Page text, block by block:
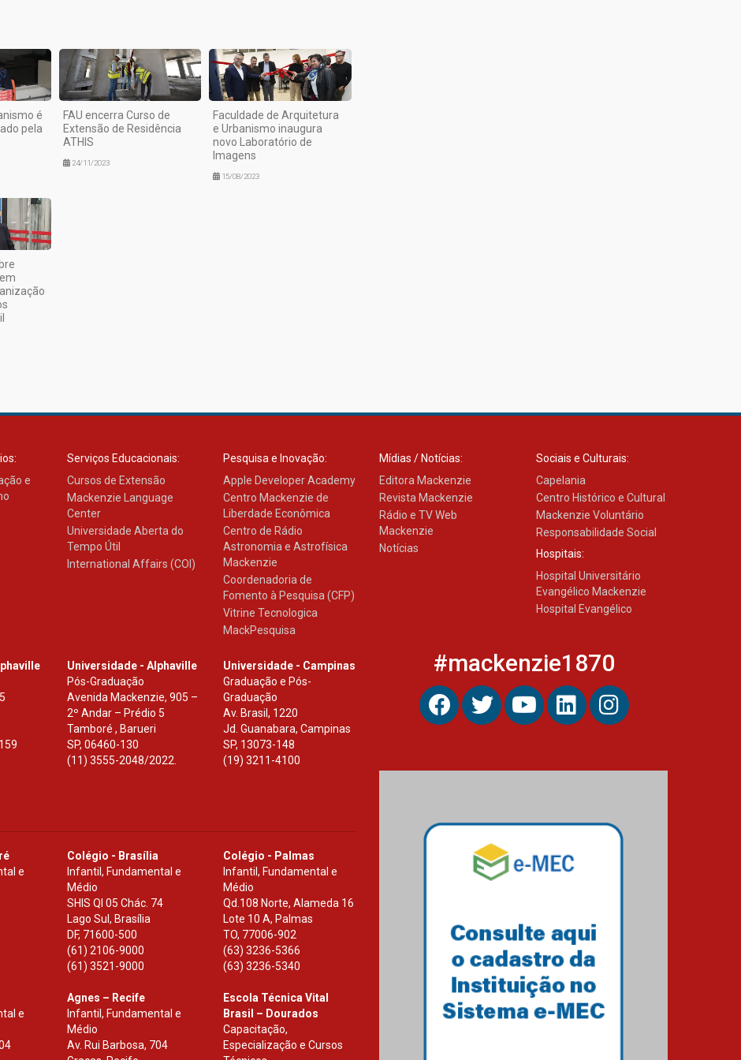
é
pela
FAU encerra Curso de
Extensão de Residência
ATHIS
24/11/2023
Faculdade de Arquitetura
e Urbanismo inaugura
novo Laboratório de
Imagens
15/08/2023
e
Serviços Educacionais:
Cursos de Extensão
Mackenzie Language
Center
Universidade Aberta do
Tempo Útil
International Affairs (COI)
Pesquisa e Inovação:
Apple Developer Academy
Centro Mackenzie de
Liberdade Econômica
Centro de Rádio
Astronomia e Astrofísica
Mackenzie
Coordenadoria de
Fomento à Pesquisa (CFP)
Vitrine Tecnologica
MackPesquisa
Mídias / Notícias:
Editora Mackenzie
Revista Mackenzie
Rádio e TV Web
Mackenzie
Notícias
Sociais e Culturais:
Capelania
Centro Histórico e Cultural
Mackenzie Voluntário
Responsabilidade Social
Hospitais:
Hospital Universitário
Evangélico Mackenzie
Hospital Evangélico
Universidade - Alphaville
Pós-Graduação
Avenida Mackenzie, 905 –
2º Andar – Prédio 5
Tamboré , Barueri
SP, 06460-130
(11) 3555-2048/2022.
Universidade - Campinas
Graduação e Pós-
Graduação
Av. Brasil, 1220
Jd. Guanabara, Campinas
SP, 13073-148
(19) 3211-4100
e
Colégio - Brasília
Infantil, Fundamental e
Médio
SHIS Ql 05 Chác. 74
Lago Sul, Brasília
DF, 71600-500
(61) 2106-9000
(61) 3521-9000
Colégio - Palmas
Infantil, Fundamental e
Médio
Qd.108 Norte, Alameda 16
Lote 10 A, Palmas
TO, 77006-902
(63) 3236-5366
(63) 3236-5340
e
Agnes – Recife
Infantil, Fundamental e
Médio
Av. Rui Barbosa, 704
Escola Técnica Vital
Brasil – Dourados
Capacitação,
Especialização e Cursos
#mackenzie1870